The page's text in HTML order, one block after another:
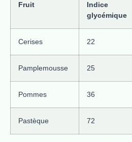
Fruit
Indice
glycémique
Cerises 22
Pamplemousse 25
Pommes 36
Pastèque 72